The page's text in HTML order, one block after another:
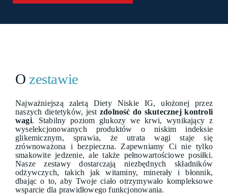
O zestawie
Najważniejszą zaletą Diety Niskie IG, ułożonej przez
naszych dietetyków, jest zdolność do skutecznej kontroli
wagi. Stabilny poziom glukozy we krwi, wynikający z
wyselekcjonowanych produktów o niskim indeksie
glikemicznym, sprawia, że utrata wagi staje się
zrównoważona i bezpieczna. Zapewniamy Ci nie tylko
smakowite jedzenie, ale także pełnowartościowe posiłki.
Nasze zestawy dostarczają niezbędnych składników
odżywczych, takich jak witaminy, minerały i błonnik,
dbając o to, aby Twoje ciało otrzymywało kompleksowe
wsparcie dla prawidłowego funkcjonowania.